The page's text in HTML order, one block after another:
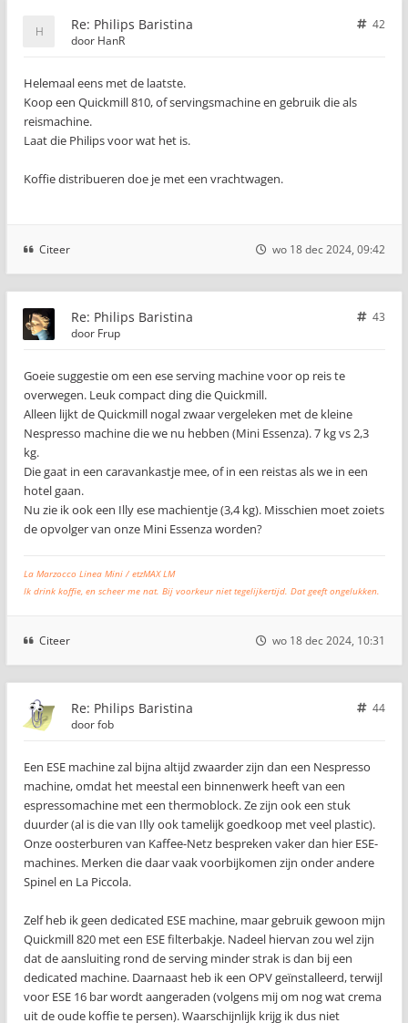
Re: Philips Baristina
42
door HanR
Helemaal eens met de laatste.
Koop een Quickmill 810, of servingsmachine en gebruik die als
reismachine.
Laat die Philips voor wat het is.
Koffie distribueren doe je met een vrachtwagen.
Citeer wo 18 dec 2024, 09:42
Re: Philips Baristina
43
door Frup
Goeie suggestie om een ese serving machine voor op reis te
overwegen. Leuk compact ding die Quickmill.
Alleen lijkt de Quickmill nogal zwaar vergeleken met de kleine
Nespresso machine die we nu hebben (Mini Essenza). 7 kg vs 2,3
kg.
Die gaat in een caravankastje mee, of in een reistas als we in een
hotel gaan.
Nu zie ik ook een Illy ese machientje (3,4 kg). Misschien moet zoiets
de opvolger van onze Mini Essenza worden?
La Marzocco Linea Mini / etzMAX LM
Ik drink koffie, en scheer me nat. Bij voorkeur niet tegelijkertijd. Dat geeft ongelukken.
Citeer wo 18 dec 2024, 10:31
Re: Philips Baristina
44
doorfob
Een ESE machine zal bijna altijd zwaarder zijn dan een Nespresso
machine, omdat het meestal een binnenwerk heeft van een
espressomachine met een thermoblock. Ze zijn ook een stuk
duurder (al is die van Illy ook tamelijk goedkoop met veel plastic).
Onze oosterburen van Kaffee-Netz bespreken vaker dan hier ESE-
machines. Merken die daar vaak voorbijkomen zijn onder andere
Spinel en La Piccola.
Zelf heb ik geen dedicated ESE machine, maar gebruik gewoon mijn
Quickmill 820 met een ESE filterbakje. Nadeel hiervan zou wel zijn
dat de aansluiting rond de serving minder strak is dan bij een
dedicated machine. Daarnaast heb ik een OPV geïnstalleerd, terwijl
voor ESE 16 bar wordt aangeraden (volgens mij om nog wat crema
uit de oude koffie te persen). Waarschijnlijk krijg ik dus niet